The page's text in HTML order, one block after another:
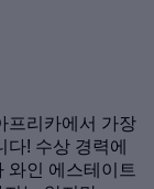
프리카에서 가장
! 수상 경력에
와인 에스테이트